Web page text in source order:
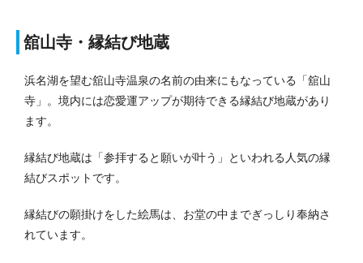
舘山寺・縁結び地蔵
浜名湖を望む舘山寺温泉の名前の由来にもなっている「舘山
寺」。境内には恋愛運アップが期待できる縁結び地蔵があり
ます。
縁結び地蔵は「参拝すると願いが叶う」といわれる人気の縁
結びスポットです。
縁結びの願掛けをした絵馬は、お堂の中までぎっしり奉納さ
れています。